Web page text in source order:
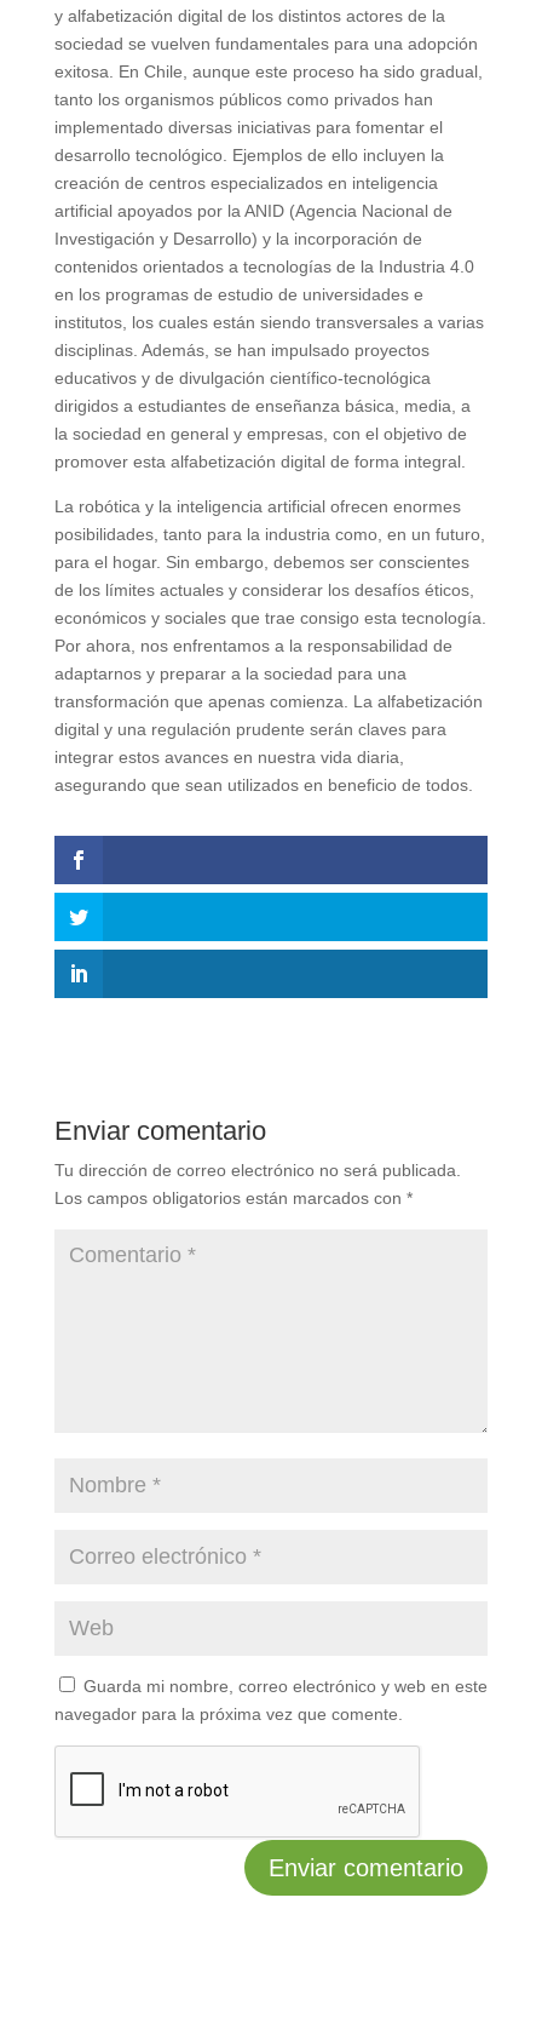
y alfabetización digital de los distintos actores de la
sociedad se vuelven fundamentales para una adopción
exitosa. En Chile, aunque este proceso ha sido gradual,
tanto los organismos públicos como privados han
implementado diversas iniciativas para fomentar el
desarrollo tecnológico. Ejemplos de ello incluyen la
creación de centros especializados en inteligencia
artificial apoyados por la ANID (Agencia Nacional de
Investigación y Desarrollo) y la incorporación de
contenidos orientados a tecnologías de la Industria 4.0
en los programas de estudio de universidades e
institutos, los cuales están siendo transversales a varias
disciplinas. Además, se han impulsado proyectos
educativos y de divulgación científico-tecnológica
dirigidos a estudiantes de enseñanza básica, media, a
la sociedad en general y empresas, con el objetivo de
promover esta alfabetización digital de forma integral.
La robótica y la inteligencia artificial ofrecen enormes
posibilidades, tanto para la industria como, en un futuro,
para el hogar. Sin embargo, debemos ser conscientes
de los límites actuales y considerar los desafíos éticos,
económicos y sociales que trae consigo esta tecnología.
Por ahora, nos enfrentamos a la responsabilidad de
adaptarnos y preparar a la sociedad para una
transformación que apenas comienza. La alfabetización
digital y una regulación prudente serán claves para
integrar estos avances en nuestra vida diaria,
asegurando que sean utilizados en beneficio de todos.
Enviar comentario
Tu dirección de correo electrónico no será publicada.
Los campos obligatorios están marcados con *
Guarda mi nombre, correo electrónico y web en este
navegador para la próxima vez que comente.